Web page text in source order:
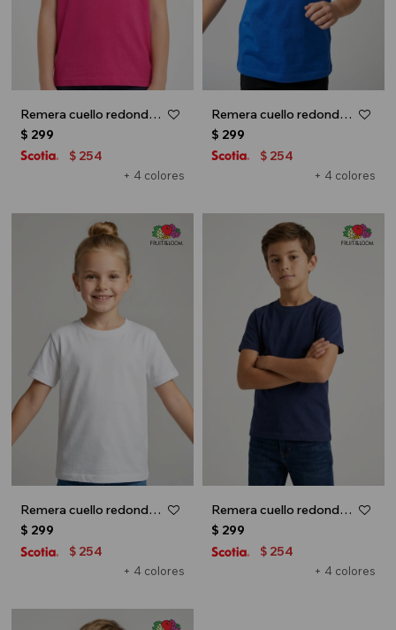
Remera cuello redondo ICONIC 150 - UNISEX - Fucsia
+ 4 colores
$ 299
$ 254
Remera cuello redondo ICONIC 150 - UNISEX - Azul oscuro
+ 4 colores
$ 299
$ 254
Remera cuello redondo ICONIC 150 - UNISEX - Blanco
+ 4 colores
$ 299
$ 254
Remera cuello redondo ICONIC 150 - UNISEX - Azul marino
+ 4 colores
$ 299
$ 254